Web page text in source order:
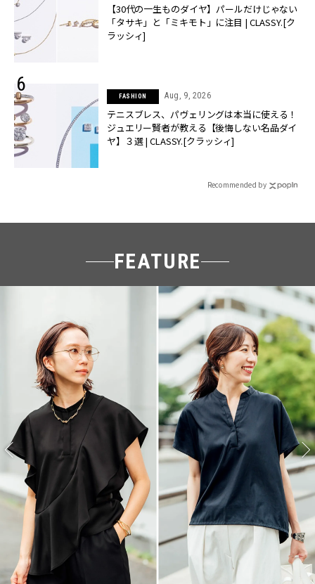
【30代の一生ものダイヤ】パールだけじゃない
「タサキ」と「ミキモト」に注目 | CLASSY.[ク
ラッシィ]
FASHION Aug, 9, 2026
テニスブレス、パヴェリングは本当に使える！
ジュエリー賢者が教える【後悔しない名品ダイ
ヤ】３選 | CLASSY.[クラッシィ]
Recommended by
FEATURE